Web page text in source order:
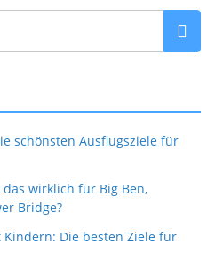
schönsten Ausflugsziele für
wirklich für Big Ben,
Bridge?
Die besten Ziele für